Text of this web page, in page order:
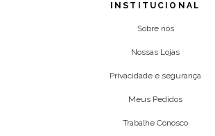
INSTITUCIONAL
Sobre nós
Nossas Lojas
Privacidade e segurança
Meus Pedidos
Trabalhe Conosco